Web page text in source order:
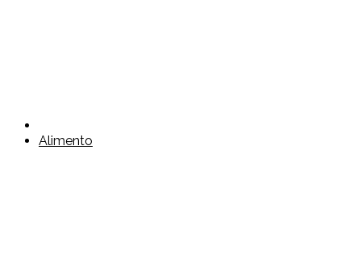
Alimento